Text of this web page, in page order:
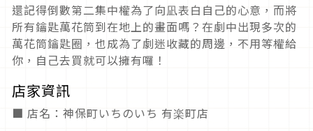
還記得倒數第二集中權為了向凪表白自己的心意，而將
所有鑰匙萬花筒到在地上的畫面嗎？在劇中出現多次的
萬花筒鑰匙圈，也成為了劇迷收藏的周邊，不用等權給
你，自己去買就可以擁有囉！
店家資訊
■ 店名：神保町いちのいち 有楽町店